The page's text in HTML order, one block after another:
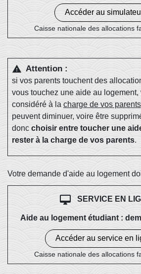
Accéder au
Caisse nationale des allocations
warning Attention :
si vos parents touchent des
vous touchez une aide au
considéré à la charge de vos parents
peuvent diminuer, voire être
donc choisir entre toucher une
rester à la charge de vos parents.
Votre demande d'aide au logement
desktop_mac SERVICE EN
Aide au logement étudiant :
Accéder au service en
Caisse nationale des allocations